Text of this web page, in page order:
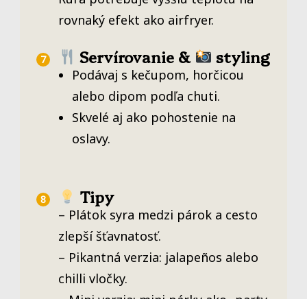
rovnaký efekt ako airfryer.
Servírovanie & styling
Podávaj s kečupom, horčicou
alebo dipom podľa chuti.
Skvelé aj ako pohostenie na
oslavy.
Tipy
– Plátok syra medzi párok a cesto
zlepší šťavnatosť.
– Pikantná verzia: jalapeños alebo
chilli vločky.